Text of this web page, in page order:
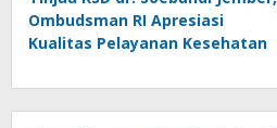
Ombudsman RI Apresiasi
Kualitas Pelayanan Kesehatan